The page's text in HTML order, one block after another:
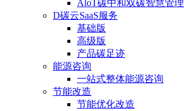
AloT碳中和双碳智慧管理
D碳云SaaS服务
基础版
高级版
产品碳足迹
能源咨询
一站式整体能源咨询
节能改造
节能优化改造